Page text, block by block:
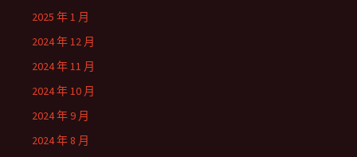
2025 年 1 月
2024 年 12 月
2024 年 11 月
2024 年 10 月
2024 年 9 月
2024 年 8 月